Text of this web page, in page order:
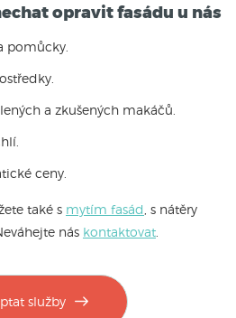
opravit fasádu u nás
pomůcky.
a zkušených makáčů.
ceny.
také s mytím fasád , s nátěry
nás kontaktovat
služby